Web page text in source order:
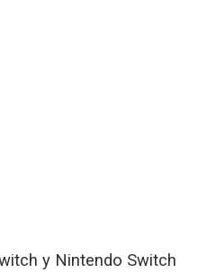
y Nintendo Switch